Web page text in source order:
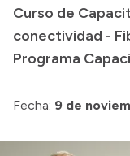
Compras y
Consulta de
Consulta de
Intranet
Login
Curso de
conectividad -
Programa
Fecha: 9 de